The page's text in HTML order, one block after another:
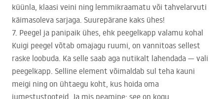
küünla, klaasi veini ning lemmikraamatu või tahvelarvuti
käimasoleva sarjaga. Suurepärane kaks ühes!
7. Peegel ja panipaik ühes, ehk peegelkapp valamu kohal
Kuigi peegel võtab omajagu ruumi, on vannitoas sellest
raske loobuda. Ka selle saab aga nutikalt lahendada — vali
peegelkapp. Selline element võimaldab sul teha kauni
meigi ning on ühtaegu koht, kus hoida oma
jumestustooteid. Ja mis peamine: see on kogu